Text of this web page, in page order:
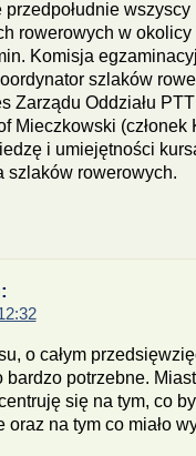
przedpołudnie
rowerowych w
Komisja
szlaków
Zarządu Oddziału
Mieczkowski (członek
i umiejętności
szlaków rowerowych.
o całym
bardzo potrzebne.
się na tym, co
oraz na tym co miało